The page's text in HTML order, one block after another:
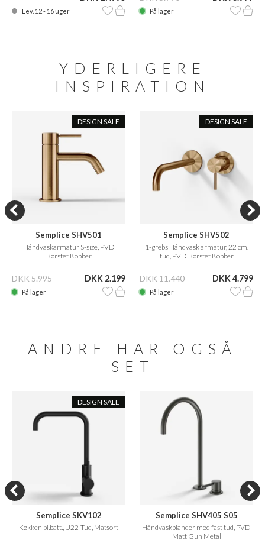
Lev. 12 - 16 uger På lager
YDERLIGERE
INSPIRATION
DESIGN SALE
Semplice SHV501
Håndvaskarmatur S-size, PVD
Børstet Kobber
DKK 5.995 DKK 2.199
På lager
DESIGN SALE
Semplice SHV502
1-grebs Håndvask armatur, 22 cm.
tud, PVD Børstet Kobber
DKK 11.440 DKK 4.799
På lager
ANDRE HAR OGSÅ
SET
DESIGN SALE
Semplice SKV102
Køkken bl.batt., U22-Tud, Matsort
Semplice SHV405 S05
Håndvaskblander med fast tud, PVD
Matt Gun Metal